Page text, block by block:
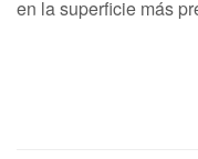
en la superficie más